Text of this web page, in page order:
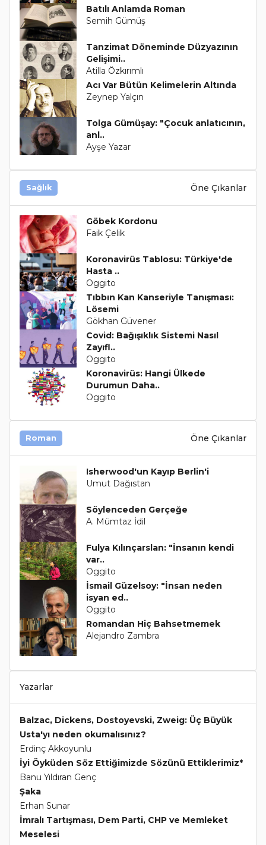
Batılı Anlamda Roman
Semih Gümüş
Tanzimat Döneminde Düzyazının
Gelişimi..
Atilla Özkırımlı
Acı Var Bütün Kelimelerin Altında
Zeynep Yalçın
Tolga Gümüşay: "Çocuk anlatıcının,
anl..
Ayşe Yazar
Sağlık Öne Çıkanlar
Göbek Kordonu
Faik Çelik
Koronavirüs Tablosu: Türkiye'de
Hasta ..
Oggito
Tıbbın Kan Kanseriyle Tanışması:
Lösemi
Gökhan Güvener
Covid: Bağışıklık Sistemi Nasıl
Zayıfl..
Oggito
Koronavirüs: Hangi Ülkede
Durumun Daha..
Oggito
Roman Öne Çıkanlar
Isherwood'un Kayıp Berlin'i
Umut Dağıstan
Söylenceden Gerçeğe
A. Mümtaz İdil
Fulya Kılınçarslan: "İnsanın kendi
var..
Oggito
İsmail Güzelsoy: "İnsan neden
isyan ed..
Oggito
Romandan Hiç Bahsetmemek
Alejandro Zambra
Yazarlar
Balzac, Dickens, Dostoyevski, Zweig: Üç Büyük
Usta'yı neden okumalısınız?
Erdinç Akkoyunlu
İyi Öyküden Söz Ettiğimizde Sözünü Ettiklerimiz*
Banu Yıldıran Genç
Şaka
Erhan Sunar
İmralı Tartışması, Dem Parti, CHP ve Memleket
Meselesi